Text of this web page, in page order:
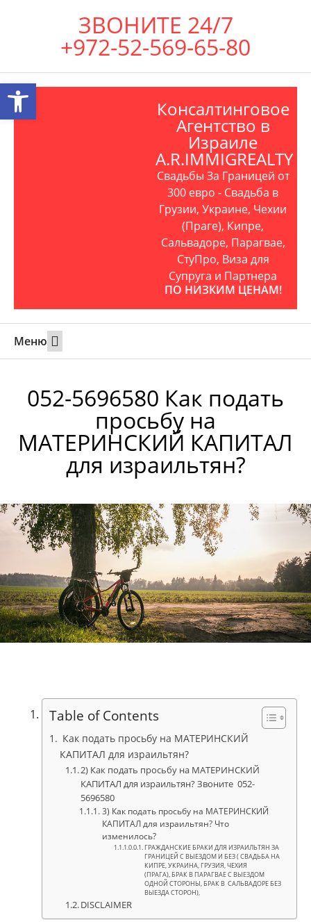
ЗВОНИТЕ 24/7
+972-52-569-65-80
Консалтинговое
Агентство в
Израиле
A.R.IMMIGREALTY
Свадьбы За Границей от
300 евро - Свадьба в
Грузии, Украине, Чехии
(Праге), Кипре,
Сальвадоре, Парагвае,
СтуПро, Виза для
Супруга и Партнера
ПО НИЗКИМ ЦЕНАМ!
Меню
052-5696580 Как подать
просьбу на
МАТЕРИНСКИЙ КАПИТАЛ
для израильтян?
Table of Contents
Как подать просьбу на МАТЕРИНСКИЙ
КАПИТАЛ для израильтян?
2) Как подать просьбу на МАТЕРИНСКИЙ
КАПИТАЛ для израильтян? Звоните 052-
5696580
3) Как подать просьбу на МАТЕРИНСКИЙ
КАПИТАЛ для израильтян? Что
изменилось?
ГРАЖДАНСКИЕ БРАКИ ДЛЯ ИЗРАИЛЬТЯН ЗА
ГРАНИЦЕЙ С ВЫЕЗДОМ И БЕЗ ( СВАДЬБА НА
КИПРЕ, УКРАИНА, ГРУЗИЯ, ЧЕХИЯ
(ПРАГА), БРАК В ПАРАГВАЕ С ВЫЕЗДОМ
ОДНОЙ СТОРОНЫ, БРАК В САЛЬВАДОРЕ БЕЗ
ВЫЕЗДА СТОРОН),
DISCLAIMER
Открыть панель инструментов